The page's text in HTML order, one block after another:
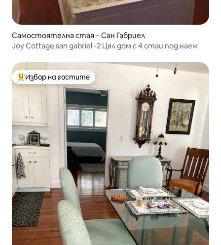
Самостоятелна стая – Сан Габриел
Joy Cottage san gabriel -2 Цял дом с 4 стаи под наем
Най-популярен избор на гостите
Избор на гостите